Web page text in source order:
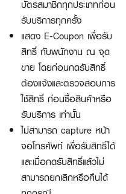
บัตรสมาชิกทุกประเภทก่อน
รับบริการทุกครั้ง
แสดง E-Coupon เพื่อรับ
สิทธิ์ กับพนักงาน ณ จุด
ขาย โดยก่อนกดรับสิทธิ์
ต้องแจ้งและตรวจสอบการ
ใช้สิทธิ์ ก่อนซื้อสินค้าหรือ
รับบริการ เท่านั้น
ไม่สามารถ capture หน้า
จอโทรศัพท์ เพื่อรับสิทธิ์ได้
และเมื่อกดรับสิทธิ์แล้วไม่
สามารถยกเลิกหรือคืนได้